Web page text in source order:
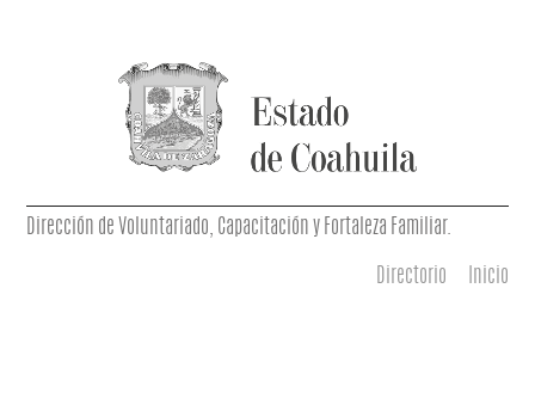
Dirección de Voluntariado, Capacitación y Fortaleza Familiar.
Directorio Inicio